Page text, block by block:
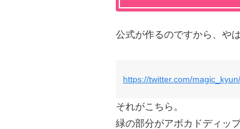
公式が作るのですから、や
https://twitter.com/
それがこちら。
緑の部分がアボカドディッ